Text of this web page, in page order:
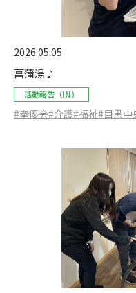
2026.05.05
菖蒲湯♪
活動報告（IN）
#奉優会#介護#福祉#目黒中